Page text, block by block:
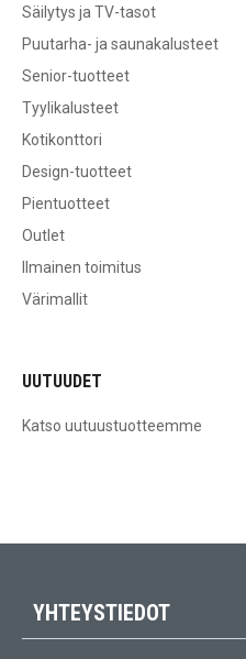
Säilytys ja TV-tasot
Puutarha- ja saunakalusteet
Senior-tuotteet
Tyylikalusteet
Kotikonttori
Design-tuotteet
Pientuotteet
Outlet
Ilmainen toimitus
Värimallit
UUTUUDET
Katso uutuustuotteemme
YHTEYSTIEDOT